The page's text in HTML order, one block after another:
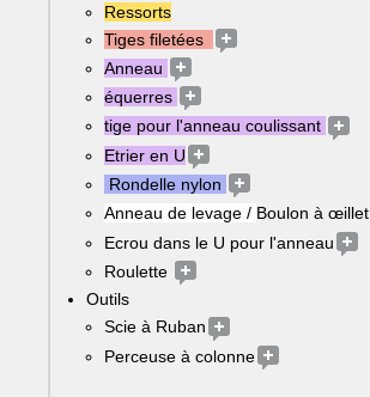
Ressorts
Tiges filetées
Anneau
équerres
tige pour l'anneau coulissant
Etrier en U
Rondelle nylon
Anneau de levage / Boulon à œillet
Ecrou dans le U pour l'anneau
Roulette
Outils
Scie à Ruban
Perceuse à colonne